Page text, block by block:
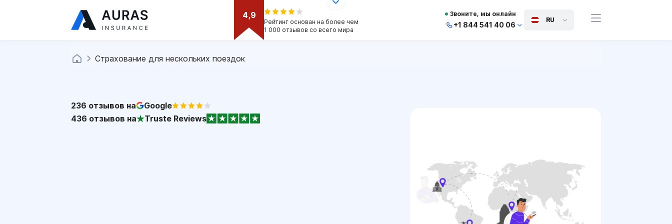
4,9
Рейтинг основан на более чем
1 000 отзывов со всего мира
Звоните, мы онлайн
+1 844 541 40 06
RU
Страхование для нескольких поездок
236 отзывов на
Google
436 отзывов на Truste Reviews